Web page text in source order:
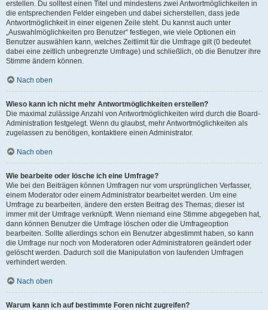
erstellen. Du solltest einen Titel und mindestens zwei Antwortmöglichkeiten in
die entsprechenden Felder eingeben und dabei sicherstellen, dass jede
Antwortmöglichkeit in einer eigenen Zeile steht. Du kannst auch unter
„Auswahlmöglichkeiten pro Benutzer“ festlegen, wie viele Optionen ein
Benutzer auswählen kann, welches Zeitlimit für die Umfrage gilt (0 bedeutet
dabei eine zeitlich unbegrenzte Umfrage) und schließlich, ob die Benutzer ihre
Stimme ändern können.
Nach oben
Wieso kann ich nicht mehr Antwortmöglichkeiten erstellen?
Die maximal zulässige Anzahl von Antwortmöglichkeiten wird durch die Board-
Administration festgelegt. Wenn du glaubst, mehr Antwortmöglichkeiten als
zugelassen zu benötigen, kontaktiere einen Administrator.
Nach oben
Wie bearbeite oder lösche ich eine Umfrage?
Wie bei den Beiträgen können Umfragen nur vom ursprünglichen Verfasser,
einem Moderator oder einem Administrator bearbeitet werden. Um eine
Umfrage zu bearbeiten, ändere den ersten Beitrag des Themas; dieser ist
immer mit der Umfrage verknüpft. Wenn niemand eine Stimme abgegeben hat,
dann können Benutzer die Umfrage löschen oder die Umfrageoption
bearbeiten. Sollte allerdings schon ein Benutzer abgestimmt haben, so kann
die Umfrage nur noch von Moderatoren oder Administratoren geändert oder
gelöscht werden. Dadurch soll die Manipulation von laufenden Umfragen
verhindert werden.
Nach oben
Warum kann ich auf bestimmte Foren nicht zugreifen?